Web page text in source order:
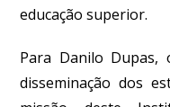
educação superior.
Para Danilo
disseminação dos